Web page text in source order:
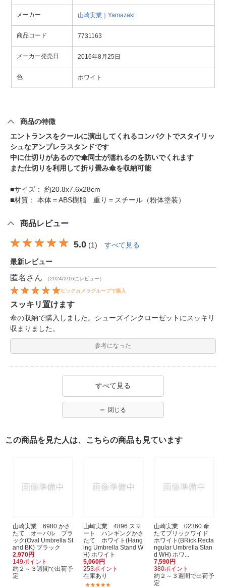
メーカー 山崎実業｜Yamazaki
商品コード 7731163
メーカー発売日 2016年8月25日
色 ホワイト
商品の特徴
エントランスをクールに演出してくれるコンパクトでスタイリッ
シュなアンブレラスタンドです
中に仕切りがあるので傘同士が濡れるのを防いでくれます
また仕切りを利用して折り畳み傘を収納可能
■サイズ： 約20.8x7.6x28cm
■材質： 本体＝ABS樹脂 重り＝スチール（粉体塗装）
商品レビュー
5.0 (1) すべて見る
最新レビュー
匿名 さん （2024/2/16にレビュー）
ビックカメラグループで購入
スッキリ置けます
傘の収納で購入しました。シューズインクローゼットにスッキリ
収まりました。
参考になった
すべて見る
閉じる
この商品を見た人は、こちらの商品も見ています
山崎実業 6980 かさ
たて オーバル ブラ
ック(Oval Umbrella St
and BK) ブラック
2,970円
149ポイント
約２～３週間で出荷予
定
山崎実業 4896 スマ
ート ハンギングかさ
たて ホワイト(Hang
ing Umbrella Stand W
H) ホワイト
5,060円
253ポイント
在庫あり
山崎実業 02360 傘
たてブリックワイド
ホワイト(BRick Recta
ngular Umbrella Stan
d WH) ホワ...
7,590円
380ポイント
約２～３週間で出荷予
定